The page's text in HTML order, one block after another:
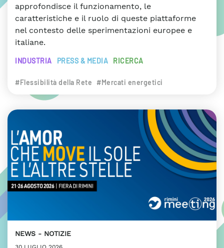
approfondisce il funzionamento, le
caratteristiche e il ruolo di queste piattaforme
nel contesto delle sperimentazioni europee e
italiane.
INDUSTRIA PRESS & MEDIA RICERCA
#Flessibilità della Rete #Mercati energetici
NEWS NOTIZIE